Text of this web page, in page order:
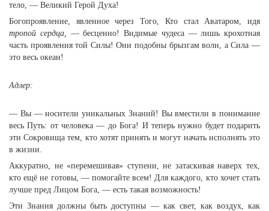
тело, — Великий Герой Духа!
Богопроявление, явленное через Того, Кто стал Аватаром, идя
тропой сердца, — бесценно! Видимые чудеса — лишь крохотная
часть проявления той Силы! Они подобны брызгам волн, а Сила —
это весь океан!
Адлер:
— Вы — носители уникальных Знаний! Вы вместили в понимание
весь Путь: от человека — до Бога! И теперь нужно будет подарить
эти Сокровища тем, кто хотят принять и могут начать исполнять это
в жизни.
Аккуратно, не «перемешивая» ступени, не затаскивая наверх тех,
кто ещё не готовы, — помогайте всем! Для каждого, кто хочет стать
лучше пред Лицом Бога, — есть такая возможность!
Эти Знания должны быть доступны — как свет, как воздух, как